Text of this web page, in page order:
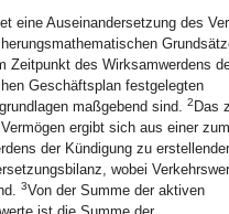
eine Auseinandersetzung des
Zeitpunkt des Wirksamwerdens
Geschäftsplan festgelegten
maßgebend sind. 2 Das
ergibt sich aus einer
der Kündigung zu
wobei
3Von der Summe der aktiven